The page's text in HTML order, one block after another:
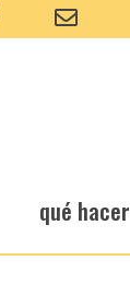
qué hacer